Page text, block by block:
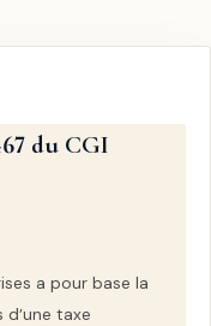
du CGI
a pour base la
taxe